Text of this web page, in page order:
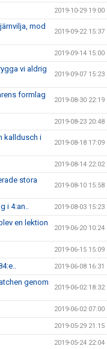
2019-10-29 19:00
mod
2019-09-22 15:37
2019-09-14 15:00
vi aldrig
2019-09-07 15:23
formlag
2019-08-30 22:19
2019-08-23 20:48
kalldusch i
2019-08-18 17:09
2019-08-14 22:02
stora
2019-08-10 15:58
4:an.. 2019-08-03 15:23
en lektion
2019-06-20 10:24
2019-06-15 15:09
2019-06-08 16:31
genom
2019-06-02 18:32
2019-06-02 07:00
2019-05-29 21:15
2019-05-24 22:04